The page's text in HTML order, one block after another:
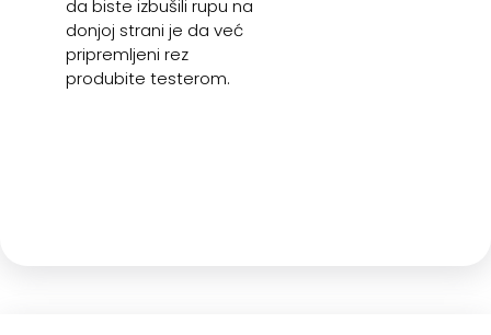
da biste izbušili rupu na
donjoj strani je da već
pripremljeni rez
produbite testerom.